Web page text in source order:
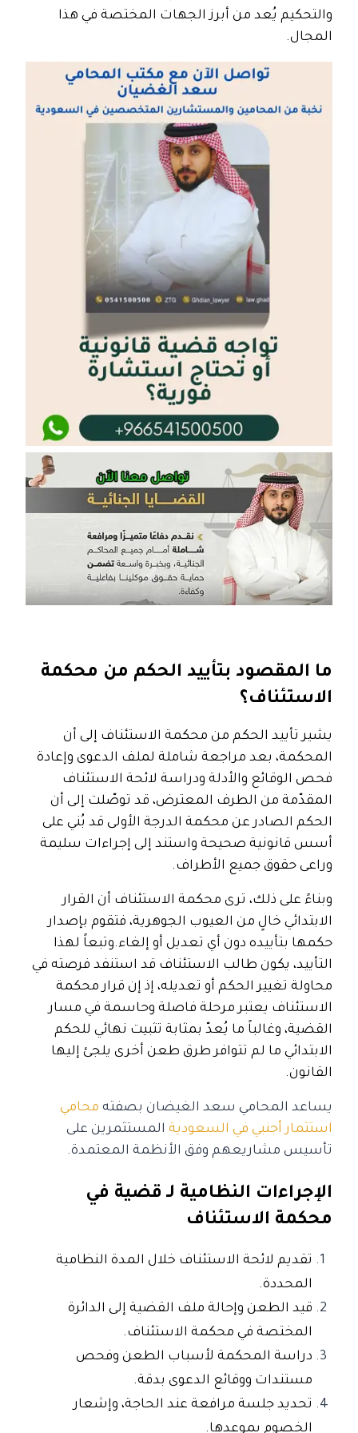
والتحكيم يُعد من أبرز الجهات المختصة في هذا
المجال.
ما المقصود بتأييد الحكم من محكمة
الاستئناف؟
يشير تأييد الحكم من محكمة الاستئناف إلى أن
المحكمة، بعد مراجعة شاملة لملف الدعوى وإعادة
فحص الوقائع والأدلة ودراسة لائحة الاستئناف
المقدّمة من الطرف المعترض، قد توصّلت إلى أن
الحكم الصادر عن محكمة الدرجة الأولى قد بُني على
أسس قانونية صحيحة واستند إلى إجراءات سليمة
وراعى حقوق جميع الأطراف.
وبناءً على ذلك، ترى محكمة الاستئناف أن القرار
الابتدائي خالٍ من العيوب الجوهرية، فتقوم بإصدار
حكمها بتأييده دون أي تعديل أو إلغاء.وتبعاً لهذا
التأييد، يكون طالب الاستئناف قد استنفد فرصته في
محاولة تغيير الحكم أو تعديله، إذ إن قرار محكمة
الاستئناف يعتبر مرحلة فاصلة وحاسمة في مسار
القضية، وغالباً ما يُعدّ بمثابة تثبيت نهائي للحكم
الابتدائي ما لم تتوافر طرق طعن أخرى يلجئ إليها
القانون.
يساعد المحامي سعد الغيضان بصفته محامي
استثمار أجنبي في السعودية المستثمرين على
تأسيس مشاريعهم وفق الأنظمة المعتمدة.
الإجراءات النظامية لـ قضية في
محكمة الاستئناف
تقديم لائحة الاستئناف خلال المدة النظامية
المحددة.
قيد الطعن وإحالة ملف القضية إلى الدائرة
المختصة في محكمة الاستئناف.
دراسة المحكمة لأسباب الطعن وفحص
مستندات ووقائع الدعوى بدقة.
تحديد جلسة مرافعة عند الحاجة، وإشعار
الخصوم بموعدها.